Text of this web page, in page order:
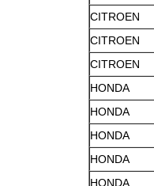
CITROEN
CITROEN
CITROEN
HONDA
HONDA
HONDA
HONDA
HONDA